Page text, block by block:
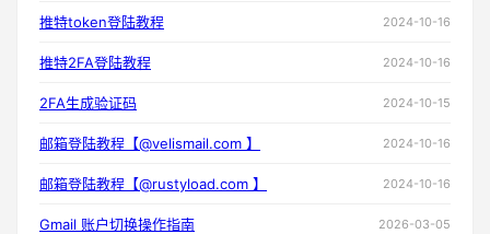
推特token登陆教程 2024-10-16
推特2FA登陆教程 2024-10-16
2FA生成验证码 2024-10-15
邮箱登陆教程【@velismail.com 】 2024-10-16
邮箱登陆教程【@rustyload.com 】 2024-10-16
Gmail 账户切换操作指南 2026-03-05